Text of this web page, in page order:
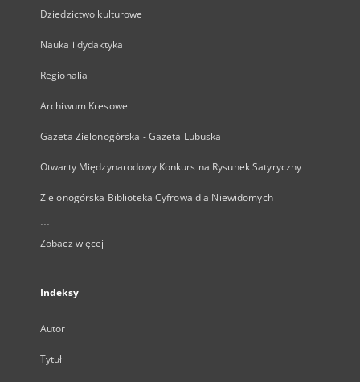
Dziedzictwo kulturowe
Nauka i dydaktyka
Regionalia
Archiwum Kresowe
Gazeta Zielonogórska - Gazeta Lubuska
Otwarty Międzynarodowy Konkurs na Rysunek Satyryczny
Zielonogórska Biblioteka Cyfrowa dla Niewidomych
...
Zobacz więcej
Indeksy
Autor
Tytuł